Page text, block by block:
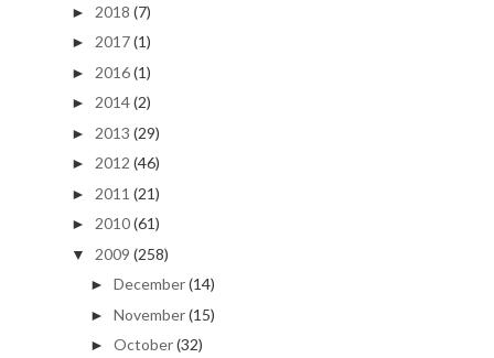
► 2018 (7)
► 2017(1)
► 2016(1)
► 2014(2)
► 2013 (29)
► 2012 (46)
► 2011 (21)
► 2010(61)
▼ 2009 (258)
► December(14)
► November(15)
► October(32)